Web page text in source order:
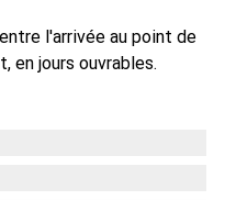
l'arrivée au point de
en jours ouvrables.